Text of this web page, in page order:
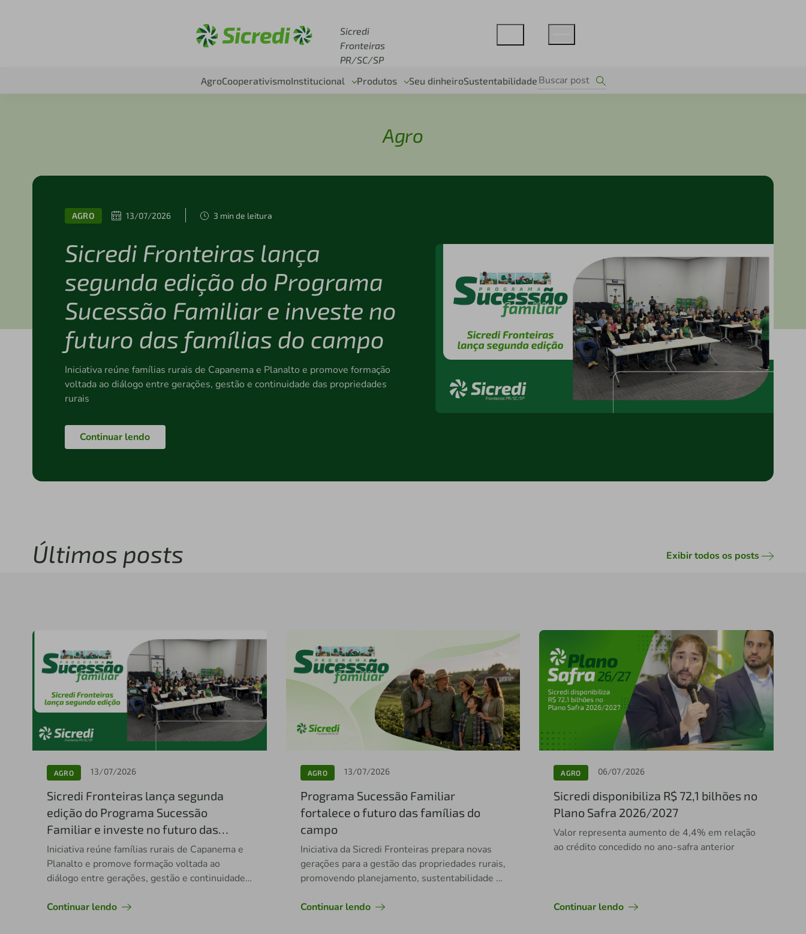
Sicredi
Fronteiras
PR/SC/SP
AgroCooperativismoInstitucional Produtos Seu dinheiroSustentabilidade
Agro
AGRO 13/07/2026 3 min de leitura
Sicredi Fronteiras lança
segunda edição do Programa
Sucessão Familiar e investe no
futuro das famílias do campo
Iniciativa reúne famílias rurais de Capanema e Planalto e promove formação
voltada ao diálogo entre gerações, gestão e continuidade das propriedades
rurais
Continuar lendo
Últimos posts Exibir todos os posts
AGRO 13/07/2026
Sicredi Fronteiras lança segunda
edição do Programa Sucessão
Familiar e investe no futuro das
famílias do campo
Iniciativa reúne famílias rurais de Capanema e
Planalto e promove formação voltada ao
diálogo entre gerações, gestão e continuidade
Continuar lendo
AGRO 13/07/2026
Programa Sucessão Familiar
fortalece o futuro das famílias do
campo
Iniciativa da Sicredi Fronteiras prepara novas
gerações para a gestão das propriedades rurais,
promovendo planejamento, sustentabilidade e
Continuar lendo
AGRO 06/07/2026
Sicredi disponibiliza R$ 72,1 bilhões no
Plano Safra 2026/2027
Valor representa aumento de 4,4% em relação
ao crédito concedido no ano-safra anterior
Continuar lendo